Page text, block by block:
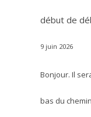
début de
9 juin 2026
Bonjour. Il
bas du